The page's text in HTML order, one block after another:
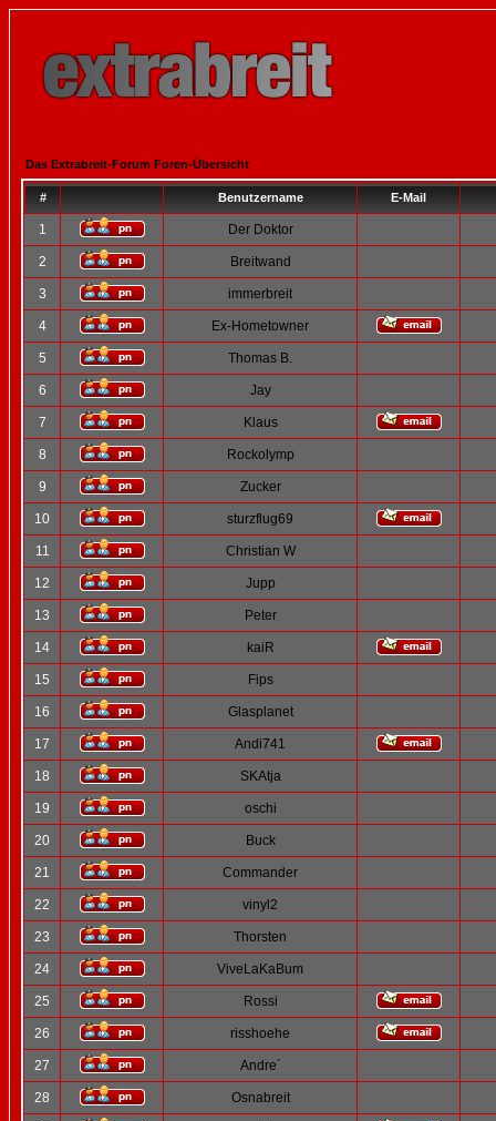
Das Extrabreit-Forum Foren-Übersicht
# Benutzername E-Mail
1 Der Doktor
2 Breitwand
3 immerbreit
4 Ex-Hometowner
5 Thomas B.
6 Jay
7 Klaus
8 Rockolymp
9 Zucker
10 sturzflug69
11 Christian W
12 Jupp
13 Peter
14 kaiR
15 Fips
16 Glasplanet
17 Andi741
18 SKAtja
19 oschi
20 Buck
21 Commander
22 vinyl2
23 Thorsten
24 ViveLaKaBum
25 Rossi
26 risshoehe
27 Andre´
28 Osnabreit